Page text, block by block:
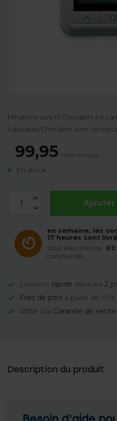
Minuterie sans fil Cherubini à 6
tubulaires Cherubini avec
99,95 Taxes incluses
En stock
Ajouter
en semaine, les
17 heures sont
Vous avez encore
commande.
Livraison rapide dans les 2
Frais de port à partir de
Affilié à la Garantie de
Description du produit